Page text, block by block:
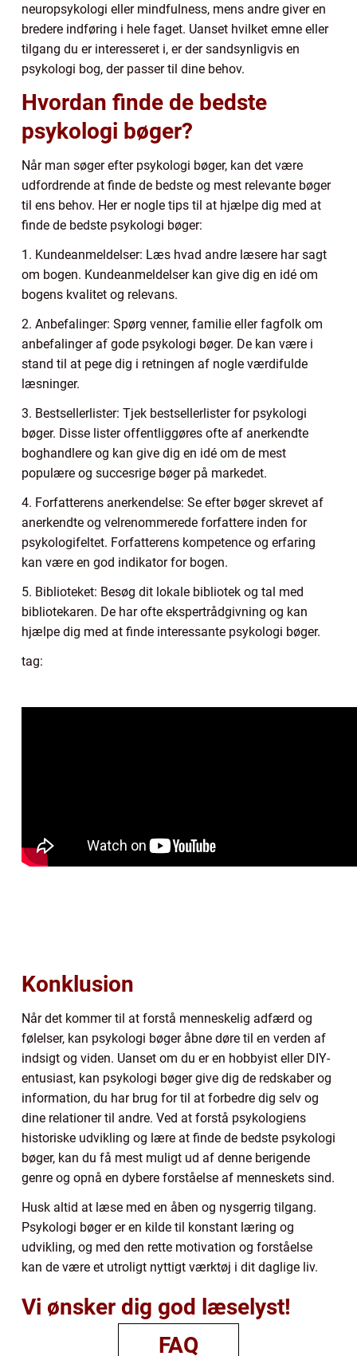
neuropsykologi eller mindfulness, mens andre giver en
bredere indføring i hele faget. Uanset hvilket emne eller
tilgang du er interesseret i, er der sandsynligvis en
psykologi bog, der passer til dine behov.
Hvordan finde de bedste
psykologi bøger?
Når man søger efter psykologi bøger, kan det være
udfordrende at finde de bedste og mest relevante bøger
til ens behov. Her er nogle tips til at hjælpe dig med at
finde de bedste psykologi bøger:
1. Kundeanmeldelser: Læs hvad andre læsere har sagt
om bogen. Kundeanmeldelser kan give dig en idé om
bogens kvalitet og relevans.
2. Anbefalinger: Spørg venner, familie eller fagfolk om
anbefalinger af gode psykologi bøger. De kan være i
stand til at pege dig i retningen af nogle værdifulde
læsninger.
3. Bestsellerlister: Tjek bestsellerlister for psykologi
bøger. Disse lister offentliggøres ofte af anerkendte
boghandlere og kan give dig en idé om de mest
populære og succesrige bøger på markedet.
4. Forfatterens anerkendelse: Se efter bøger skrevet af
anerkendte og velrenommerede forfattere inden for
psykologifeltet. Forfatterens kompetence og erfaring
kan være en god indikator for bogen.
5. Biblioteket: Besøg dit lokale bibliotek og tal med
bibliotekaren. De har ofte ekspertrådgivning og kan
hjælpe dig med at finde interessante psykologi bøger.
tag:
Konklusion
Når det kommer til at forstå menneskelig adfærd og
følelser, kan psykologi bøger åbne døre til en verden af
indsigt og viden. Uanset om du er en hobbyist eller DIY-
entusiast, kan psykologi bøger give dig de redskaber og
information, du har brug for til at forbedre dig selv og
dine relationer til andre. Ved at forstå psykologiens
historiske udvikling og lære at finde de bedste psykologi
bøger, kan du få mest muligt ud af denne berigende
genre og opnå en dybere forståelse af menneskets sind.
Husk altid at læse med en åben og nysgerrig tilgang.
Psykologi bøger er en kilde til konstant læring og
udvikling, og med den rette motivation og forståelse
kan de være et utroligt nyttigt værktøj i dit daglige liv.
Vi ønsker dig god læselyst!
FAQ